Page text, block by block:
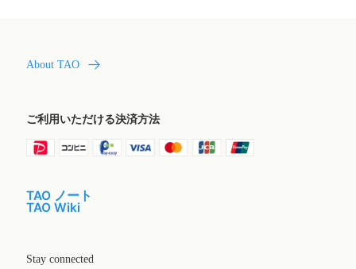
About TAO
ご利用いただける決済方法
TAO ノート
TAO Wiki
Stay connected